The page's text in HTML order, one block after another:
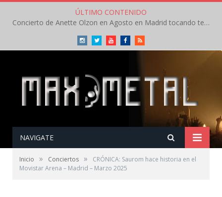
ÚLTIMO CONTENIDO
Concierto de Anette Olzon en Agosto en Madrid tocando temas de Nightwish
InstagramTwitterYoutubeFacebookRSS
NAVIGATE
Inicio » Conciertos »
CRÓNICA: Saurom hace historia en el
Movistar Arena – Madrid – Marzo 2025